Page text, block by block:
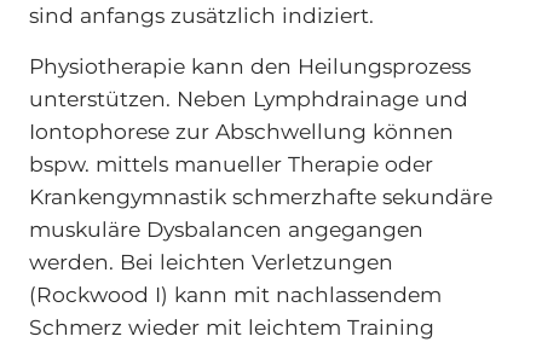
sind anfangs zusätzlich indiziert.
Physiotherapie kann den Heilungsprozess
unterstützen. Neben Lymphdrainage und
Iontophorese zur Abschwellung können
bspw. mittels manueller Therapie oder
Krankengymnastik schmerzhafte sekundäre
muskuläre Dysbalancen angegangen
werden. Bei leichten Verletzungen
(Rockwood I) kann mit nachlassendem
Schmerz wieder mit leichtem Training